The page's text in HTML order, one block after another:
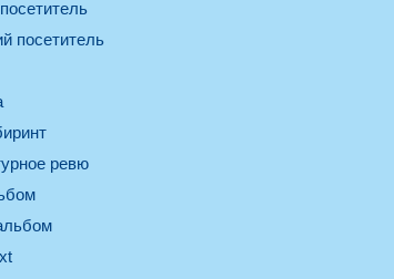
посетитель
ревю